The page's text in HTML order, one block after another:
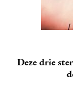
Deze drie